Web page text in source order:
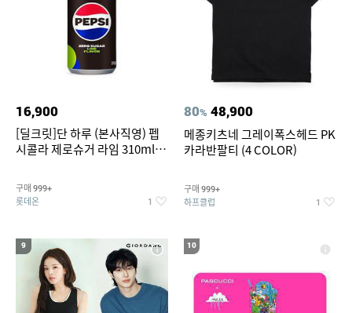
16,900
[딜크릿]단 하루 (본사직영) 펩
시콜라 제로슈거 라임 310ml
구매 999+
롯데온 1
80% 48,900
메종키츠네 그레이폭스헤드 PK
카라반팔티 (4 COLOR)
구매 999+
하프클럽 1
9 10